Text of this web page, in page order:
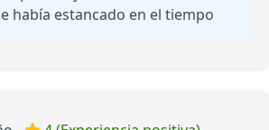
había estancado en el tiempo